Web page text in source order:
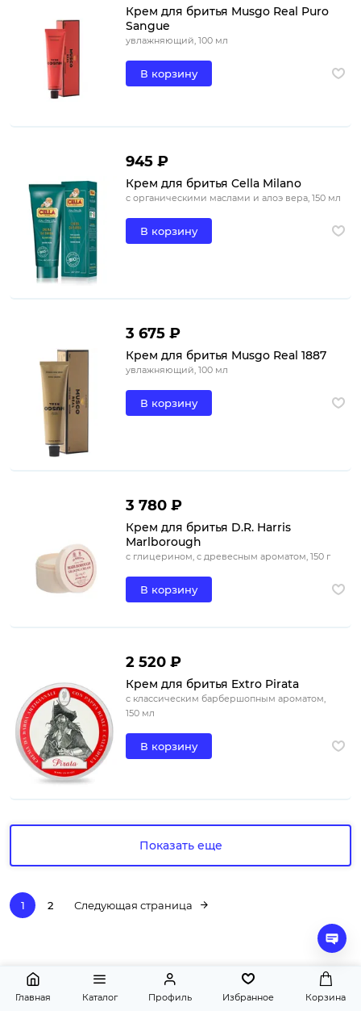
Крем для бритья Musgo Real Puro
Sangue
увлажняющий, 100 мл
В корзину
945 ₽
Крем для бритья Cella Milano
с органическими маслами и алоэ вера, 150 мл
В корзину
3 675 ₽
Крем для бритья Musgo Real 1887
увлажняющий, 100 мл
В корзину
3 780 ₽
Крем для бритья D.R. Harris
Marlborough
с глицерином, с древесным ароматом, 150 г
В корзину
2 520 ₽
Крем для бритья Extro Pirata
с классическим барбершопным ароматом,
150 мл
В корзину
Показать еще
1 2 Следующая страница
Главная Каталог Профиль Избранное Корзина